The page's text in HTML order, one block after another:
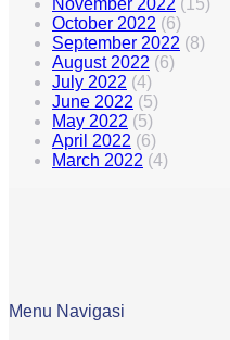
November 2022 (15)
October 2022 (6)
September 2022 (8)
August 2022 (6)
July 2022 (4)
June 2022 (5)
May 2022 (5)
April 2022 (6)
March 2022 (4)
Menu Navigasi